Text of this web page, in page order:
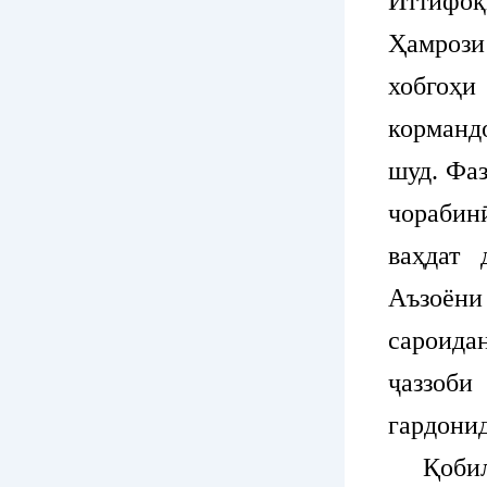
шуд.
ваҳдат